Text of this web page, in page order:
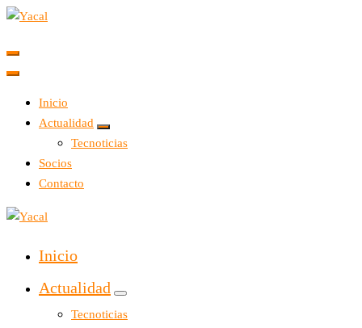
Yacal micro hosting
Inicio
Actualidad
Tecnoticias
Socios
Contacto
Yacal micro hosting
Inicio
Actualidad
Tecnoticias